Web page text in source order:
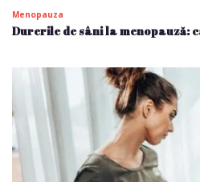
Menopauza
Durerile de sâni la menopauză: